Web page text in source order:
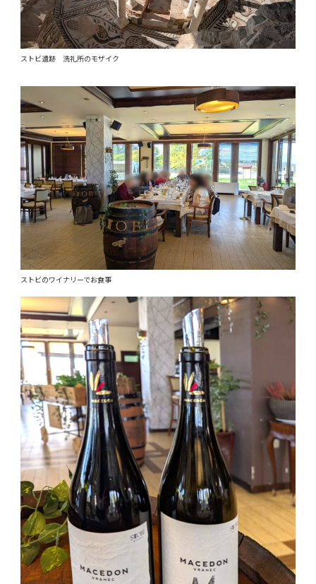
ストビ遺跡 洗礼所のモザイク
ストビのワイナリーでお食事